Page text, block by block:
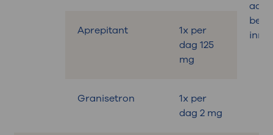
aan
Aprepitant
1x per
dag 125
mg
Granisetron
1x per
dag 2 mg